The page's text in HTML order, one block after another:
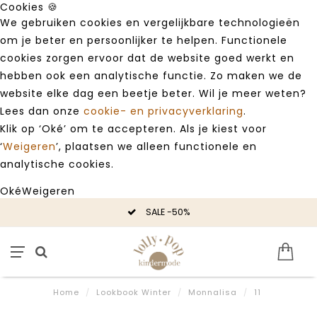
Cookies 🍪
We gebruiken cookies en vergelijkbare technologieën
om je beter en persoonlijker te helpen. Functionele
cookies zorgen ervoor dat de website goed werkt en
hebben ook een analytische functie. Zo maken we de
website elke dag een beetje beter. Wil je meer weten?
Lees dan onze cookie- en privacyverklaring.
Klik op ‘Oké’ om te accepteren. Als je kiest voor
‘Weigeren’, plaatsen we alleen functionele en
analytische cookies.
OkéWeigeren
SALE -50%
Home / Lookbook Winter / Monnalisa / 11